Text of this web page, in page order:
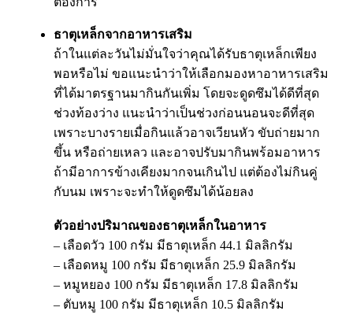
ธาตุเหล็กจากอาหารเสริม
ถ้าในแต่ละวันไม่มั่นใจว่าคุณได้รับธาตุเหล็กเพียง
พอหรือไม่ ขอแนะนำว่าให้เลือกมองหาอาหารเสริม
ที่ได้มาตรฐานมากินกันเพิ่ม โดยจะดูดซึมได้ดีที่สุด
ช่วงท้องว่าง แนะนำว่าเป็นช่วงก่อนนอนจะดีที่สุด
เพราะบางรายเมื่อกินแล้วอาจเวียนหัว ขับถ่ายมาก
ขึ้น หรือถ่ายเหลว และอาจปรับมากินพร้อมอาหาร
ถ้ามีอาการข้างเคียงมากจนเกินไป แต่ต้องไม่กินคู่
กับนม เพราะจะทำให้ดูดซึมได้น้อยลง
ตัวอย่างปริมาณของธาตุเหล็กในอาหาร
– เลือดวัว 100 กรัม มีธาตุเหล็ก 44.1 มิลลิกรัม
– เลือดหมู 100 กรัม มีธาตุเหล็ก 25.9 มิลลิกรัม
– หมูหยอง 100 กรัม มีธาตุเหล็ก 17.8 มิลลิกรัม
– ตับหมู 100 กรัม มีธาตุเหล็ก 10.5 มิลลิกรัม